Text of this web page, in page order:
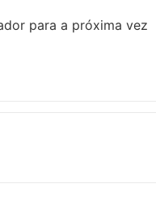
para a próxima vez